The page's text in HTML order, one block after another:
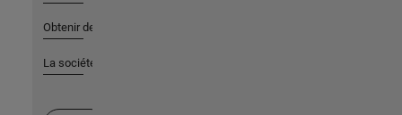
Obtenir de l'aide
La société